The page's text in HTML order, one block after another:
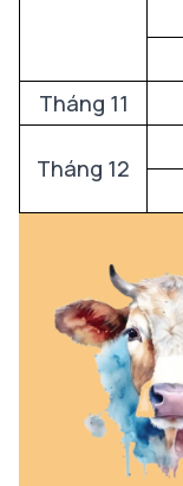
Tháng 11
Tháng 12